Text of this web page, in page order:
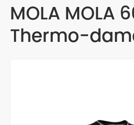
MOLA MOLA
Thermo-